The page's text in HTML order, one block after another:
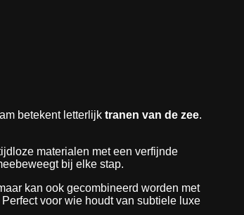
betekent letterlijk tranen van de zee.
materialen met een verfijnde
bij elke stap.
kan ook gecombineerd worden met
voor wie houdt van subtiele luxe